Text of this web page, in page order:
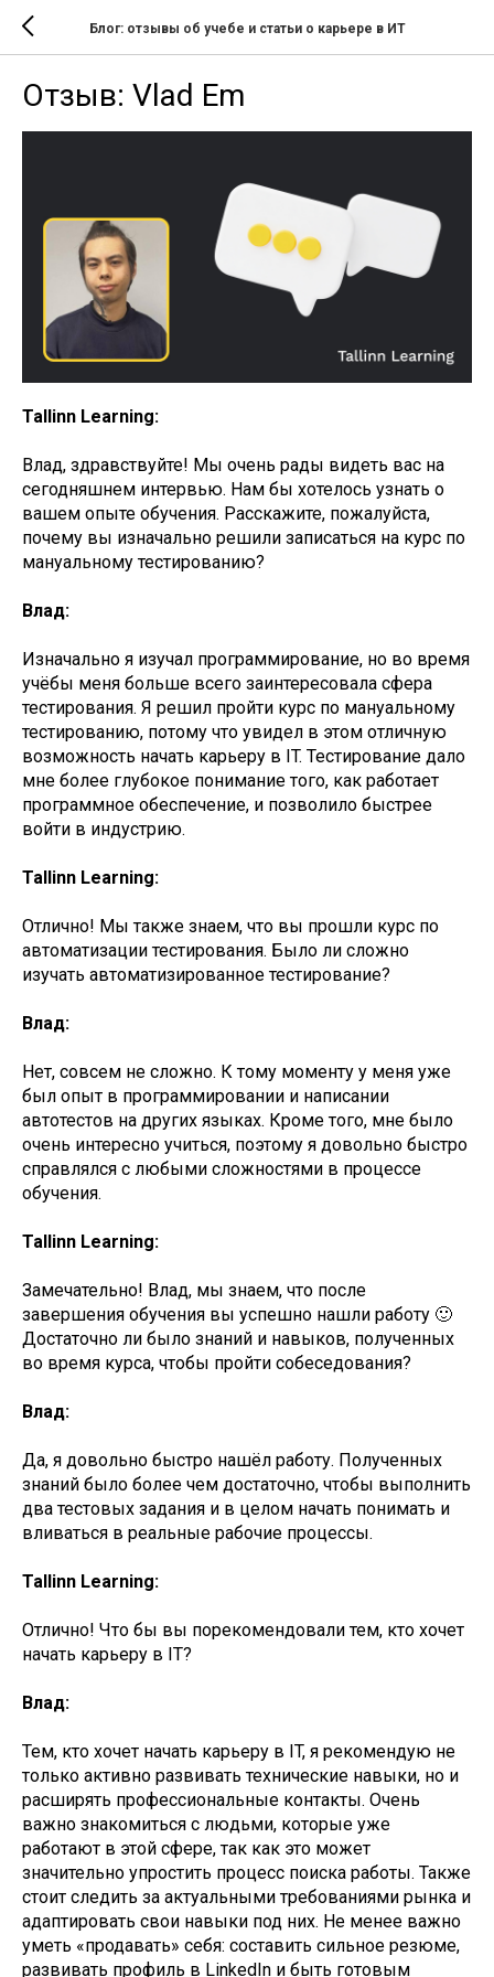
Блог: отзывы об учебе и статьи о карьере в ИТ
Отзыв: Vlad Em
Tallinn Learning:
Влад, здравствуйте! Мы очень рады видеть вас на
сегодняшнем интервью. Нам бы хотелось узнать о
вашем опыте обучения. Расскажите, пожалуйста,
почему вы изначально решили записаться на курс по
мануальному тестированию?
Влад:
Изначально я изучал программирование, но во время
учёбы меня больше всего заинтересовала сфера
тестирования. Я решил пройти курс по мануальному
тестированию, потому что увидел в этом отличную
возможность начать карьеру в IT. Тестирование дало
мне более глубокое понимание того, как работает
программное обеспечение, и позволило быстрее
войти в индустрию.
Tallinn Learning:
Отлично! Мы также знаем, что вы прошли курс по
автоматизации тестирования. Было ли сложно
изучать автоматизированное тестирование?
Влад:
Нет, совсем не сложно. К тому моменту у меня уже
был опыт в программировании и написании
автотестов на других языках. Кроме того, мне было
очень интересно учиться, поэтому я довольно быстро
справлялся с любыми сложностями в процессе
обучения.
Tallinn Learning:
Замечательно! Влад, мы знаем, что после
завершения обучения вы успешно нашли работу 🙂
Достаточно ли было знаний и навыков, полученных
во время курса, чтобы пройти собеседования?
Влад:
Да, я довольно быстро нашёл работу. Полученных
знаний было более чем достаточно, чтобы выполнить
два тестовых задания и в целом начать понимать и
вливаться в реальные рабочие процессы.
Tallinn Learning:
Отлично! Что бы вы порекомендовали тем, кто хочет
начать карьеру в IT?
Влад:
Тем, кто хочет начать карьеру в IT, я рекомендую не
только активно развивать технические навыки, но и
расширять профессиональные контакты. Очень
важно знакомиться с людьми, которые уже
работают в этой сфере, так как это может
значительно упростить процесс поиска работы. Также
стоит следить за актуальными требованиями рынка и
адаптировать свои навыки под них. Не менее важно
уметь «продавать» себя: составить сильное резюме,
развивать профиль в LinkedIn и быть готовым